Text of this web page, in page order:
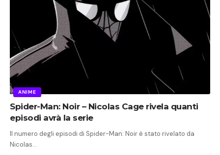
ANIME
Spider-Man: Noir – Nicolas Cage rivela quanti
episodi avrà la serie
Il numero degli episodi di Spider-Man: Noir è stato rivelato da
Nicolas…